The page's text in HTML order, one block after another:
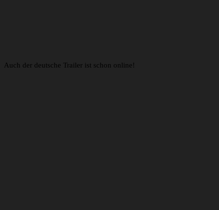
Auch der deutsche Trailer ist schon online!